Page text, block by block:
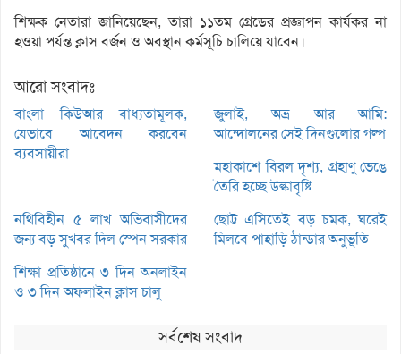
শিক্ষক নেতারা জানিয়েছেন, তারা ১১তম গ্রেডের প্রজ্ঞাপন কার্যকর না
হওয়া পর্যন্ত ক্লাস বর্জন ও অবস্থান কর্মসূচি চালিয়ে যাবেন।
আরো সংবাদঃ
বাংলা কিউআর বাধ্যতামূলক,
যেভাবে আবেদন করবেন
ব্যবসায়ীরা
জুলাই, অভ্র আর আমি:
আন্দোলনের সেই দিনগুলোর গল্প
মহাকাশে বিরল দৃশ্য, গ্রহাণু ভেঙে
তৈরি হচ্ছে উল্কাবৃষ্টি
নথিবিহীন ৫ লাখ অভিবাসীদের
জন্য বড় সুখবর দিল স্পেন সরকার
ছোট্ট এসিতেই বড় চমক, ঘরেই
মিলবে পাহাড়ি ঠান্ডার অনুভূতি
শিক্ষা প্রতিষ্ঠানে ৩ দিন অনলাইন
ও ৩ দিন অফলাইন ক্লাস চালু
সর্বশেষ সংবাদ